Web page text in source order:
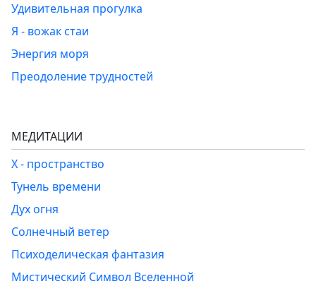
Удивительная прогулка
Я - вожак стаи
Энергия моря
Преодоление трудностей
МЕДИТАЦИИ
Х - пространство
Тунель времени
Дух огня
Солнечный ветер
Психоделическая фантазия
Мистический Символ Вселенной